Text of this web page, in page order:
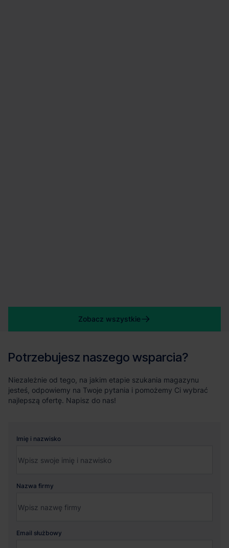
Zobacz wszystkie
Potrzebujesz naszego wsparcia?
Niezależnie od tego, na jakim etapie szukania magazynu
jesteś, odpowiemy na Twoje pytania i pomożemy Ci wybrać
najlepszą ofertę. Napisz do nas!
Imię i nazwisko
Nazwa firmy
Email służbowy